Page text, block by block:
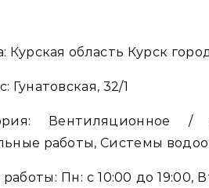
Курская область Курск
Гунатовская, 32/1
Вентиляционное /
работы, Системы
Пн: с 10:00 до 19:00,